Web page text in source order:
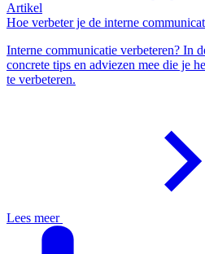
Artikel
Hoe verbeter je de interne
Interne communicatie verbeteren? In
concrete tips en adviezen mee die je
te verbeteren.
Lees meer